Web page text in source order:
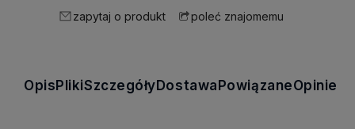
zapytaj o produkt poleć znajomemu
OpisPlikiSzczegółyDostawaPowiązaneOpinie